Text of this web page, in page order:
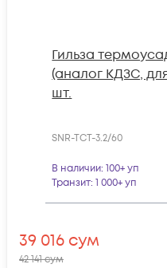
Гильза
(аналог КДЗС,
шт.
SNR-TCT-3.2/60
В наличии: 100+ уп
Транзит: 1 000+ уп
39 016 сум
42 141сум